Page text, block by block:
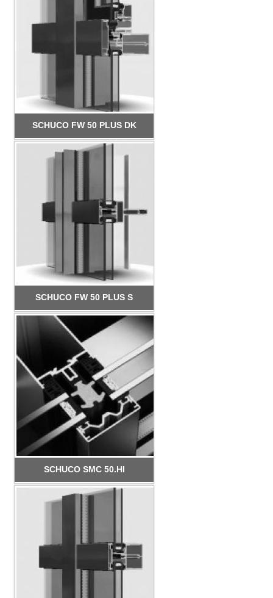
SCHUCO FW 50 PLUS DK
SCHUCO FW 50 PLUS S
SCHUCO SMC 50.HI